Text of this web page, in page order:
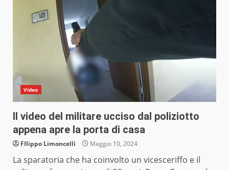
Video
Il video del militare ucciso dal poliziotto
appena apre la porta di casa
FIlippo Limoncelli Maggio 10, 2024
La sparatoria che ha coinvolto un vicesceriffo e il